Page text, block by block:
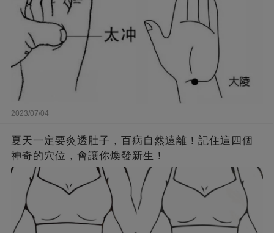
2023/07/04
夏天一定要灸透肚子，百病自然遠離！記住這四個
神奇的穴位，會讓你煥發新生！